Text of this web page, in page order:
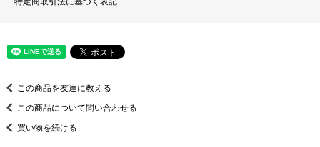
この商品を友達に教える
この商品について問い合わせる
買い物を続ける